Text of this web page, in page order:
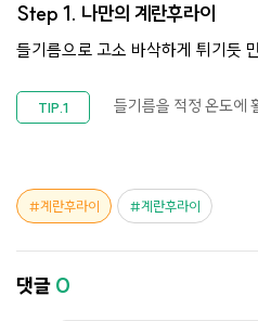
Step 1. 나만의 계란후라이
들기름으로 고소 바삭하게 튀기듯
들기름을 적정 온도에
계란후라이 계란후라이
댓글 0